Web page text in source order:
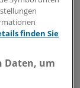
finden Sie
Daten, um